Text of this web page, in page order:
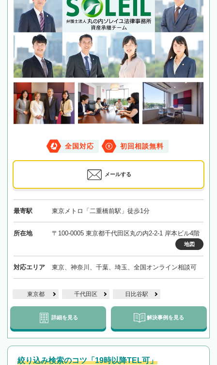
全国対応 初回相談無料
メールする
最寄駅 東京メトロ「二重橋前駅」徒歩1分
所在地 〒100-0005 東京都千代田区丸の内2-2-1 岸本ビル4階
地図
対応エリア 東京、神奈川、千葉、埼玉、全国オンライン相談可
東京都 千代田区 日比谷駅
詳細を見る 解決事例を見る
絞り込み検索のコツ「19時以降TEL可」